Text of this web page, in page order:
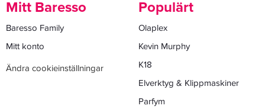
Mitt Baresso
Baresso Family
Mitt konto
Ändra cookieinställningar
Populärt
Olaplex
Kevin Murphy
K18
Elverktyg & Klippmaskiner
Parfym